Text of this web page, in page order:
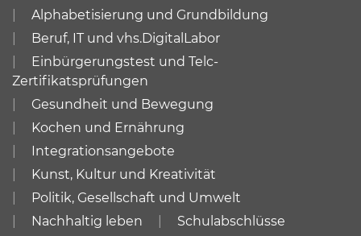
Alphabetisierung und Grundbildung
Beruf, IT und vhs.DigitalLabor
Einbürgerungstest und Telc-
Zertifikatsprüfungen
Gesundheit und Bewegung
Kochen und Ernährung
Integrationsangebote
Kunst, Kultur und Kreativität
Politik, Gesellschaft und Umwelt
Nachhaltig leben
Schulabschlüsse